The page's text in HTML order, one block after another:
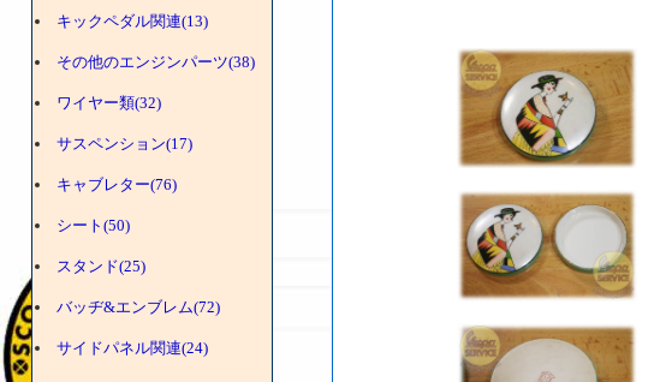
キックペダル関連(13)
その他のエンジンパーツ(38)
ワイヤー類(32)
サスペンション(17)
キャブレター(76)
シート(50)
スタンド(25)
バッヂ&エンブレム(72)
サイドパネル関連(24)